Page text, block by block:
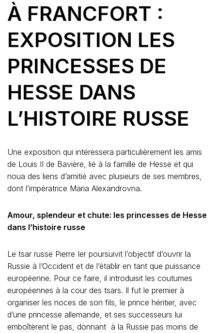
À FRANCFORT :
EXPOSITION LES
PRINCESSES DE
HESSE DANS
L’HISTOIRE RUSSE
Une exposition qui intéressera particulièrement les amis
de Louis II de Bavière, lié à la famille de Hesse et qui
noua des liens d’amitié avec plusieurs de ses membres,
dont l’impératrice Maria Alexandrovna.
Amour, splendeur et chute: les princesses de Hesse
dans l’histoire russe
Le tsar russe Pierre Ier poursuivit l’objectif d’ouvrir la
Russie à l’Occident et de l’établir en tant que puissance
européenne. Pour ce faire, il introduisit les coutumes
européennes à la cour des tsars. Il fut le premier à
organiser les noces de son fils, le prince héritier, avec
d’une princesse allemande, et ses successeurs lui
emboîtèrent le pas, donnant à la Russie pas moins de